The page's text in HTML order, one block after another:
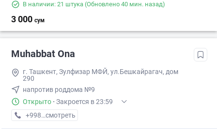
В наличии: 21 штука (Обновлено 40 мин. назад)
3 000 сум
Muhabbat Ona
г. Ташкент, Зулфизар МФЙ, ул.Бешкайрагач, дом
290
напротив роддома №9
Открыто · Закроется в 23:59
+998 (99) XXX-XX-XX
смотреть